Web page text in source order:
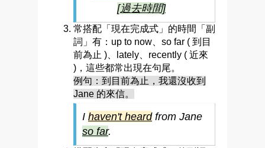
[過去時間]
常搭配「現在完成式」的時間「副
詞」有：up to now、so far ( 到目
前為止 )、lately、recently ( 近來
)，這些都常出現在句尾。
例句：到目前為止，我還沒收到
Jane 的來信。
I haven't heardfrom Jane
so far.